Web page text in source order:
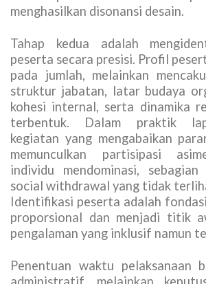
menghasilkan disonansi desain.
Tahap kedua adalah
peserta secara presisi. Profil
pada jumlah, melainkan
struktur jabatan, latar budaya
kohesi internal, serta dinamika
terbentuk. Dalam praktik
kegiatan yang mengabaikan
memunculkan partisipasi
individu mendominasi,
social withdrawal yang tidak
Identifikasi peserta adalah
proporsional dan menjadi titik
pengalaman yang inklusif namun
Penentuan waktu pelaksanaan